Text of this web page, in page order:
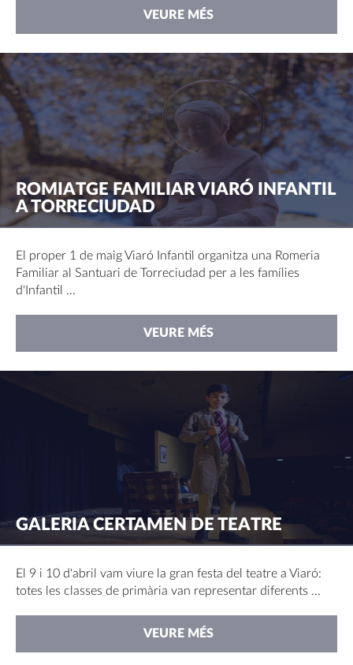
VEURE MÉS
ROMIATGE FAMILIAR VIARÓ INFANTIL
A TORRECIUDAD
El proper 1 de maig Viaró Infantil organitza una Romeria
Familiar al Santuari de Torreciudad per a les famílies
d'Infantil ...
VEURE MÉS
GALERIA CERTAMEN DE TEATRE
El 9 i 10 d'abril vam viure la gran festa del teatre a Viaró:
totes les classes de primària van representar diferents ...
VEURE MÉS